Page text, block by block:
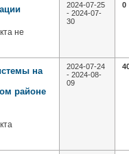
не
2024-07-25
- 2024-07-
30
0
на
районе
2024-07-24
- 2024-08-
09